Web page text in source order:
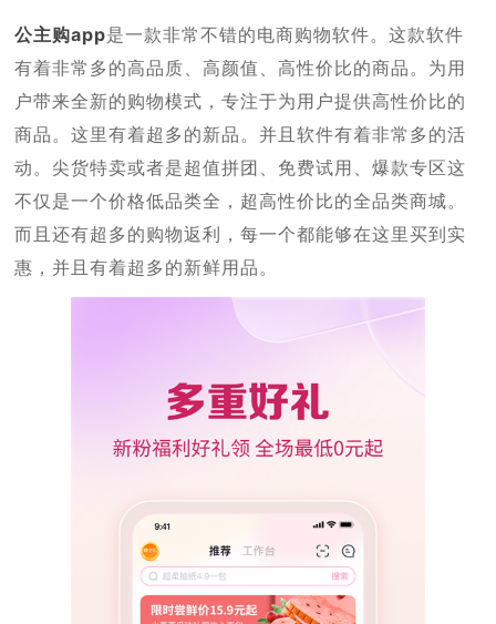
公主购app是一款非常不错的电商购物软件。这款软件
有着非常多的高品质、高颜值、高性价比的商品。为用
户带来全新的购物模式，专注于为用户提供高性价比的
商品。这里有着超多的新品。并且软件有着非常多的活
动。尖货特卖或者是超值拼团、免费试用、爆款专区这
不仅是一个价格低品类全，超高性价比的全品类商城。
而且还有超多的购物返利，每一个都能够在这里买到实
惠，并且有着超多的新鲜用品。